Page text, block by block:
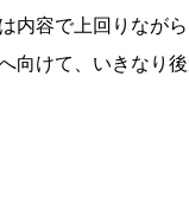
内容で上回りながら
向けて、いきなり